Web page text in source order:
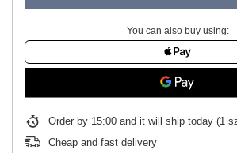
You can also buy using:
Order by 15:00 and it will ship today (1
Cheap and fast delivery